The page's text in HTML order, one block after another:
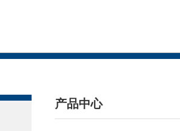
产品中心
/ PRODUCTS CENTER